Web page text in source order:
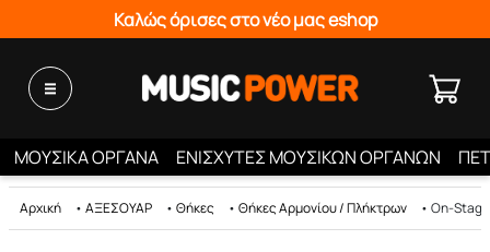
Καλώς όρισες στο νέο μας eshop
ΜΟΥΣΙΚΑ ΟΡΓΑΝΑ ΕΝΙΣΧΥΤΕΣ ΜΟΥΣΙΚΩΝ ΟΡΓΑΝΩΝ
Αρχική • ΑΞΕΣΟΥΑΡ • Θήκες • Θήκες Αρμονίου / Πλήκτρων • On-Stage